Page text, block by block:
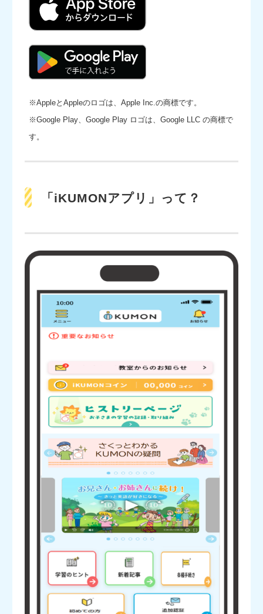
※AppleとAppleのロゴは、Apple Inc.の商標です。
※Google Play、Google Play ロゴは、Google LLC の商標で
す。
「iKUMONアプリ」って？